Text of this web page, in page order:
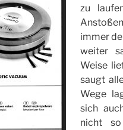
zu
immer
weiter
Weise
saugt
Wege
sich
nicht